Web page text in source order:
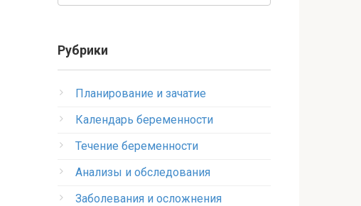
Рубрики
Планирование и зачатие
Календарь беременности
Течение беременности
Анализы и обследования
Заболевания и осложнения